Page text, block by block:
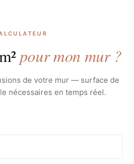
pour mon mur ?
de votre mur — surface de
nécessaires en temps réel.